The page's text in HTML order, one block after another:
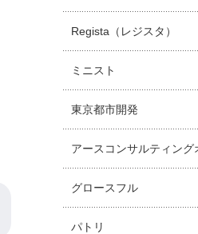
Regista（レジスタ）
ミニスト
東京都市開発
アースコンサルティング
グロースフル
パトリ